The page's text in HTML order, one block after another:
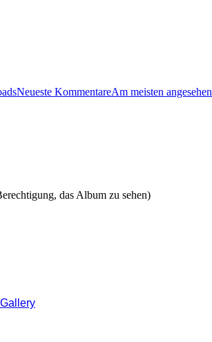
Neueste KommentareAm meisten angesehen
das Album zu sehen)